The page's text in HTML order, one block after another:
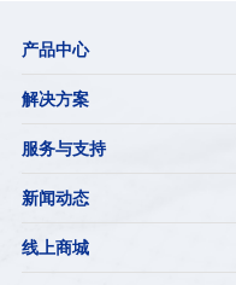
产品中心
解决方案
服务与支持
新闻动态
线上商城